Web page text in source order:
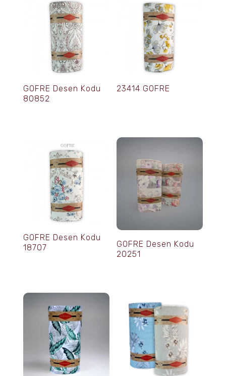
GOFRE Desen Kodu
80852
23414 GOFRE
GOFRE Desen Kodu
18707
GOFRE Desen Kodu
20251